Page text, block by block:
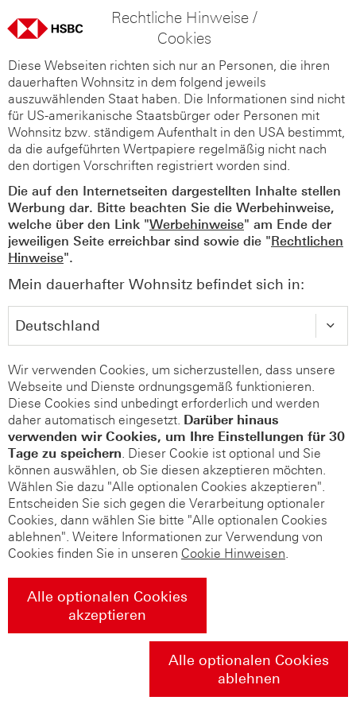
Rechtliche Hinweise /
Cookies
Diese Webseiten richten sich nur an Personen, die ihren
dauerhaften Wohnsitz in dem folgend jeweils
auszuwählenden Staat haben. Die Informationen sind nicht
für US-amerikanische Staatsbürger oder Personen mit
Wohnsitz bzw. ständigem Aufenthalt in den USA bestimmt,
da die aufgeführten Wertpapiere regelmäßig nicht nach
den dortigen Vorschriften registriert worden sind.
Die auf den Internetseiten dargestellten Inhalte stellen
Werbung dar. Bitte beachten Sie die Werbehinweise,
welche über den Link "Werbehinweise" am Ende der
jeweiligen Seite erreichbar sind sowie die "Rechtlichen
Hinweise".
Mein dauerhafter Wohnsitz befindet sich in:
Wir verwenden Cookies, um sicherzustellen, dass unsere
Webseite und Dienste ordnungsgemäß funktionieren.
Diese Cookies sind unbedingt erforderlich und werden
daher automatisch eingesetzt. Darüber hinaus
verwenden wir Cookies, um Ihre Einstellungen für 30
Tage zu speichern. Dieser Cookie ist optional und Sie
können auswählen, ob Sie diesen akzeptieren möchten.
Wählen Sie dazu "Alle optionalen Cookies akzeptieren".
Entscheiden Sie sich gegen die Verarbeitung optionaler
Cookies, dann wählen Sie bitte "Alle optionalen Cookies
ablehnen". Weitere Informationen zur Verwendung von
Cookies finden Sie in unseren Cookie Hinweisen.
Alle optionalen Cookies
akzeptieren
Alle optionalen Cookies
ablehnen